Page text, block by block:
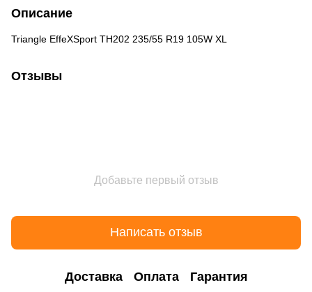
Описание
Triangle EffeXSport TH202 235/55 R19 105W XL
Отзывы
Добавьте первый отзыв
Написать отзыв
Доставка Оплата Гарантия